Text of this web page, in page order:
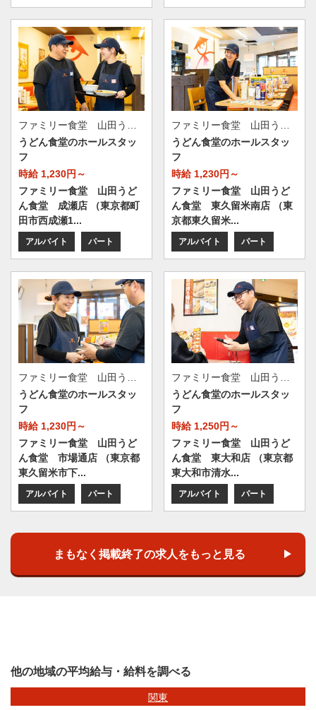
うどん食堂のホールスタッ
フ
時給 1,230円～
ファミリー食堂 山田うど
ん食堂 成瀬店 （東京都町
田市西成瀬1...
アルバイト パート
うどん食堂のホールスタッ
フ
時給 1,230円～
ファミリー食堂 山田うど
ん食堂 東久留米南店 （東
京都東久留米...
アルバイト パート
うどん食堂のホールスタッ
フ
時給 1,230円～
ファミリー食堂 山田うど
ん食堂 市場通店 （東京都
東久留米市下...
アルバイト パート
うどん食堂のホールスタッ
フ
時給 1,250円～
ファミリー食堂 山田うど
ん食堂 東大和店 （東京都
東大和市清水...
アルバイト パート
まもなく掲載終了の求人をもっと見る
他の地域の平均給与・給料を調べる
関東